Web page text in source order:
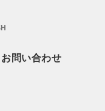
お問い合わせ